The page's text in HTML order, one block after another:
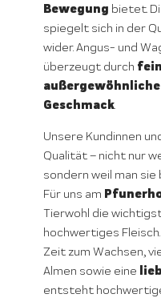
Bewegung bietet.
spiegelt sich in der
wider. Angus- und
überzeugt durch
Geschmack.
Unsere Kundinnen
Qualität – nicht nur
sondern weil man
Für uns am
Tierwohl die
hochwertiges
Zeit zum Wachsen,
Almen sowie eine
entsteht